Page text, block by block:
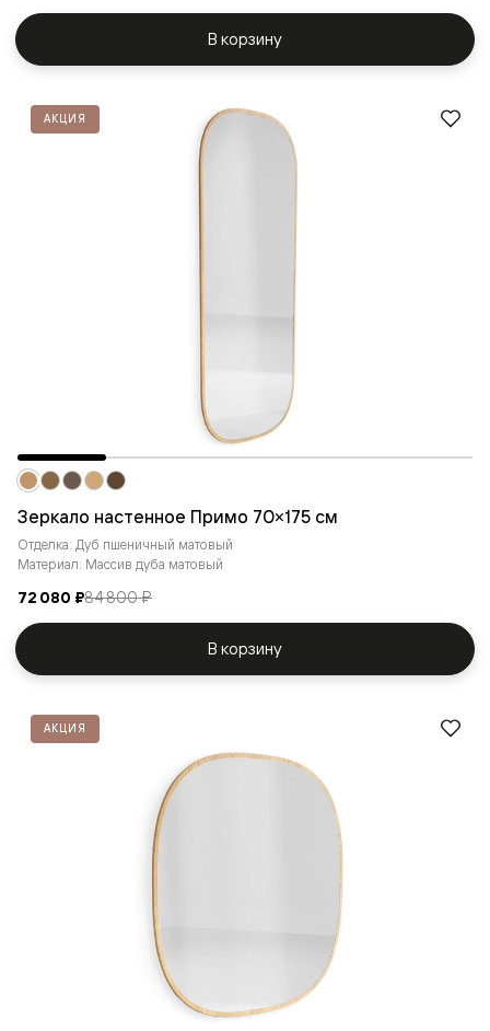
В корзину
АКЦИЯ
Зеркало настенное Примо 70×175 cм
Отделка: Дуб пшеничный матовый
Материал: Массив дуба матовый
72 080 ₽84 800 ₽
В корзину
АКЦИЯ